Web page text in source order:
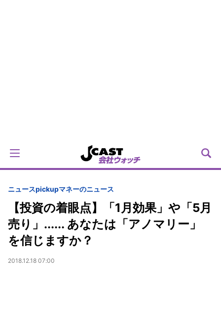
ニュースpickupマネーのニュース
【投資の着眼点】「1月効果」や「5月
売り」...... あなたは「アノマリー」
を信じますか？
2018.12.18 07:00